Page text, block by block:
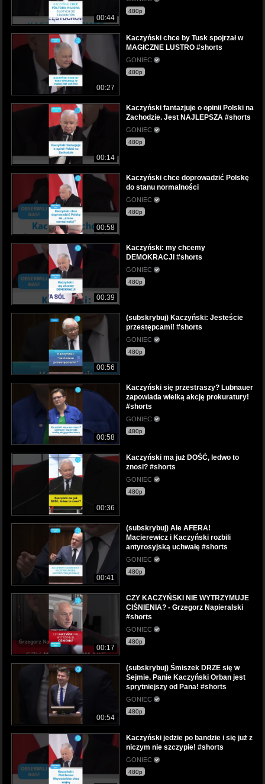
00:44
480p
00:27
Kaczyński chce by Tusk spojrzał w
MAGICZNE LUSTRO #shorts
GONIEC
480p
00:14
Kaczyński fantazjuje o opinii Polski na
Zachodzie. Jest NAJLEPSZA #shorts
GONIEC
480p
00:58
Kaczyński chce doprowadzić Polskę
do stanu normalności
GONIEC
480p
00:39
Kaczyński: my chcemy
DEMOKRACJI #shorts
GONIEC
480p
00:56
(subskrybuj) Kaczyński: Jesteście
przestępcami! #shorts
GONIEC
480p
00:58
Kaczyński się przestraszy? Lubnauer
zapowiada wielką akcję prokuratury!
#shorts
GONIEC
480p
00:36
Kaczyński ma już DOŚĆ, ledwo to
znosi? #shorts
GONIEC
480p
00:41
(subskrybuj) Ale AFERA!
Macierewicz i Kaczyński rozbili
antyrosyjską uchwałę #shorts
GONIEC
480p
00:17
CZY KACZYŃSKI NIE WYTRZYMUJE
CIŚNIENIA? - Grzegorz Napieralski
#shorts
GONIEC
480p
00:54
(subskrybuj) Śmiszek DRZE się w
Sejmie. Panie Kaczyński Orban jest
sprytniejszy od Pana! #shorts
GONIEC
480p
Kaczyński jedzie po bandzie i się już z
niczym nie szczypie! #shorts
GONIEC
480p